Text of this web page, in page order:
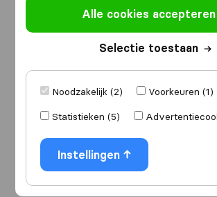
Alle cookies accepteren
Selectie toestaan
Noodzakelijk (2)
Voorkeuren (1)
Statistieken (5)
Instellingen
Ik ga verhuizenvan
Ik ga verhuizennaar
Ga verder